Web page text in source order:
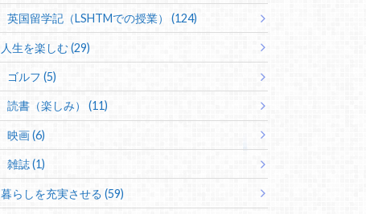
英国留学記（LSHTMでの授業） (124)
人生を楽しむ (29)
ゴルフ (5)
読書（楽しみ） (11)
映画 (6)
雑誌 (1)
暮らしを充実させる (59)